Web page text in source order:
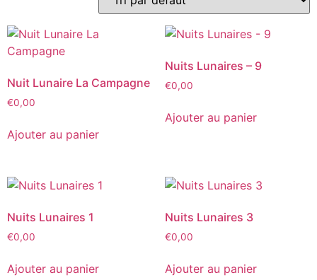
Nuit Lunaire La Campagne
€0,00
Ajouter au panier
Nuits Lunaires – 9
€0,00
Ajouter au panier
Nuits Lunaires 1
€0,00
Ajouter au panier
Nuits Lunaires 3
€0,00
Ajouter au panier